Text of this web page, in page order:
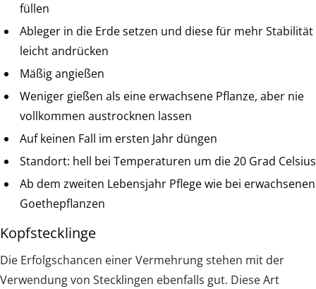
füllen
Ableger in die Erde setzen und diese für mehr Stabilität
leicht andrücken
Mäßig angießen
Weniger gießen als eine erwachsene Pflanze, aber nie
vollkommen austrocknen lassen
Auf keinen Fall im ersten Jahr düngen
Standort: hell bei Temperaturen um die 20 Grad Celsius
Ab dem zweiten Lebensjahr Pflege wie bei erwachsenen
Goethepflanzen
Kopfstecklinge
Die Erfolgschancen einer Vermehrung stehen mit der
Verwendung von Stecklingen ebenfalls gut. Diese Art